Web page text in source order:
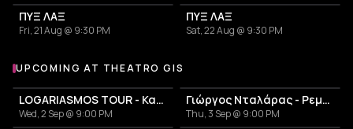
ΠΥΞ ΛΑΞ
Fri, 21 Aug @ 9:30 PM
ΠΥΞ ΛΑΞ
Sat, 22 Aug @ 9:30 PM
More events at Theatro Gis
UPCOMING AT THEATRO GIS
LOGARIASMOS TOUR - Κατερίνα Λιόλιου
Wed, 2 Sep @ 9:00 PM
Γιώργος Νταλάρας - Ρεμπέτικο
Thu, 3 Sep @ 9:00 PM